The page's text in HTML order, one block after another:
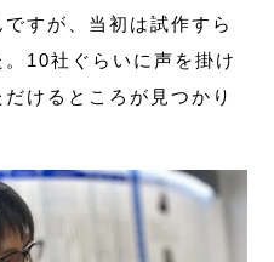
すが、当初は試作すら
10社ぐらいに声を掛け
けるところが見つかり